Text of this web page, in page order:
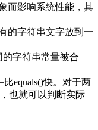
而影响系统性能，其
的字符串文字放到一
的字符串常量被合
equals()快。对于两
也就可以判断实际